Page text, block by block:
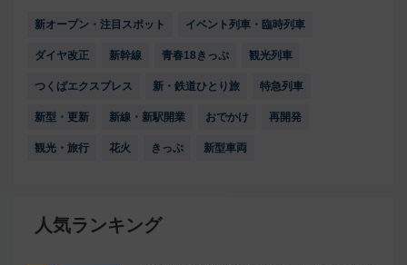
新オープン・注目スポット イベント列車・臨時列車
ダイヤ改正 新幹線 青春18きっぷ 観光列車
つくばエクスプレス 新・鉄道ひとり旅 特急列車
新型・更新 新線・新駅開業 おでかけ 再開発
観光・旅行 花火 きっぷ 新型車両
人気ランキング